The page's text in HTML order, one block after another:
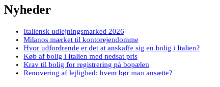
Nyheder
Italiensk udlejningsmarked 2026
Milanos mærket til kontorejendomme
Hvor udfordrende er det at anskaffe sig en bolig i Italien?
Køb af bolig i Italien med nedsat pris
Krav til bolig for registrering på bopælen
Renovering af lejlighed: hvem bør man ansætte?